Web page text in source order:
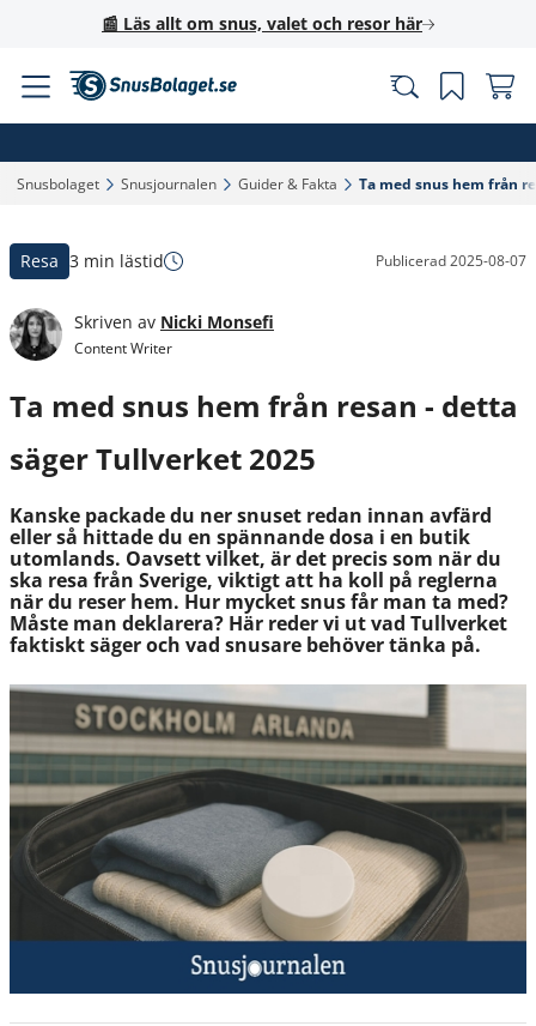
📰 Läs allt om snus, valet och resor här
Snusbolaget‎ Snusjournalen‎ Guider & Fakta‎ Ta med snus hem från
Resa 3 min lästid Publicerad2025-08-07
Skriven av Nicki Monsefi
Content Writer
Ta med snus hem från resan - detta
säger Tullverket 2025
Kanske packade du ner snuset redan innan avfärd
eller så hittade du en spännande dosa i en butik
utomlands. Oavsett vilket, är det precis som när du
ska resa från Sverige, viktigt att ha koll på reglerna
när du reser hem. Hur mycket snus får man ta med?
Måste man deklarera? Här reder vi ut vad Tullverket
faktiskt säger och vad snusare behöver tänka på.